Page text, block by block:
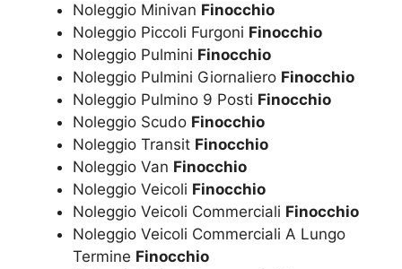
Noleggio Minivan Finocchio
Noleggio Piccoli Furgoni Finocchio
Noleggio Pulmini Finocchio
Noleggio Pulmini Giornaliero Finocchio
Noleggio Pulmino 9 Posti Finocchio
Noleggio Scudo Finocchio
Noleggio Transit Finocchio
Noleggio Van Finocchio
Noleggio Veicoli Finocchio
Noleggio Veicoli Commerciali Finocchio
Noleggio Veicoli Commerciali A Lungo
Termine Finocchio